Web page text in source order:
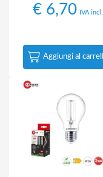
€ 6,70 IVA incl.
Aggiungi al